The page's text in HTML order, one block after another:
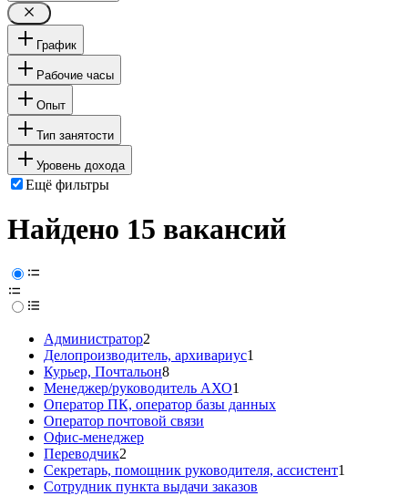
График
Рабочие часы
Опыт
Тип занятости
Уровень дохода
Ещё фильтры
Найдено 15 вакансий
Администратор2
Делопроизводитель, архивариус1
Курьер, Почтальон8
Менеджер/руководитель АХО1
Оператор ПК, оператор базы данных
Оператор почтовой связи
Офис-менеджер
Переводчик2
Секретарь, помощник руководителя, ассистент1
Сотрудник пункта выдачи заказов